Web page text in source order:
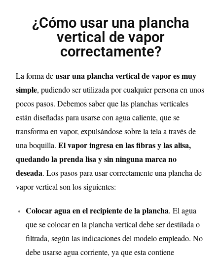
¿Cómo usar una plancha
vertical de vapor
correctamente?
La forma deusar una plancha vertical de vapor es muy
simple, pudiendo ser utilizada por cualquier persona en unos
pocos pasos. Debemos saber que las planchas verticales
están diseñadas para usarse con agua caliente, que se
transforma en vapor, expulsándose sobre la tela a través de
una boquilla.El vapor ingresa en las fibras y las alisa,
quedando la prenda lisa y sin ninguna marca no
deseada. Los pasos para usar correctamente una plancha de
vapor vertical son los siguientes:
Colocar agua en el recipiente de la plancha. El agua
que se colocar en la plancha vertical debe ser destilada o
filtrada, según las indicaciones del modelo empleado. No
debe usarse agua corriente, ya que esta contiene